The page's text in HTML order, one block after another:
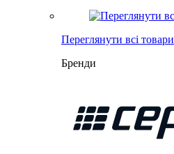
Переглянути всі товари
Бренди